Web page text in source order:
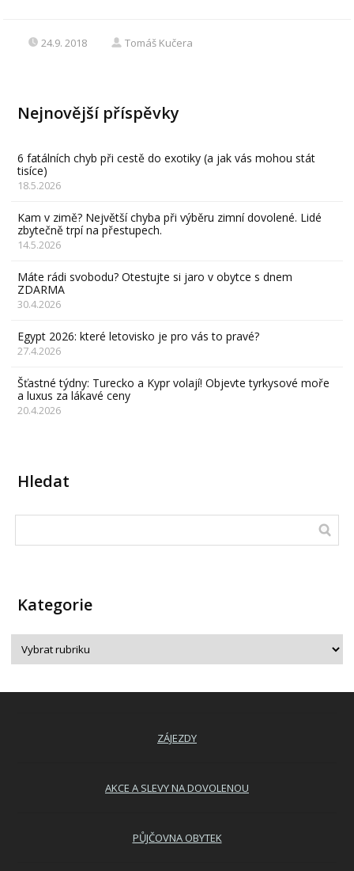
24.9. 2018 Tomáš Kučera
Nejnovější příspěvky
6 fatálních chyb při cestě do exotiky (a jak vás mohou stát
tisíce)
18.5.2026
Kam v zimě? Největší chyba při výběru zimní dovolené. Lidé
zbytečně trpí na přestupech.
14.5.2026
Máte rádi svobodu? Otestujte si jaro v obytce s dnem
ZDARMA
30.4.2026
Egypt 2026: které letovisko je pro vás to pravé?
27.4.2026
Šťastné týdny: Turecko a Kypr volají! Objevte tyrkysové moře
a luxus za lákavé ceny
20.4.2026
Hledat
Kategorie
ZÁJEZDY
AKCE A SLEVY NA DOVOLENOU
PŮJČOVNA OBYTEK